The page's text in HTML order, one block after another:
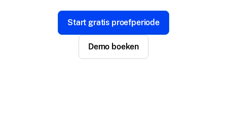
Start gratis proefperiode
Demo boeken